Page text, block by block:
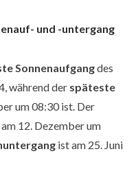
und -untergang
Sonnenaufgangdes
während der späteste
um 08:30 ist. Der
12. Dezember um
ist am 25. Juni